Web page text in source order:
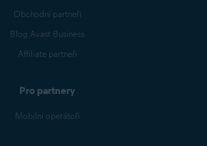
Obchodní partneři
Blog Avast Business
Affiliate partneři
Pro partnery
Mobilní operátoři